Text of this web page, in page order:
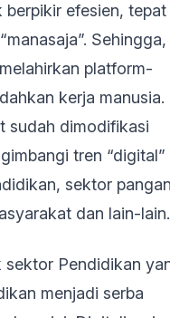
efesien, tepat
Sehingga,
platform-
kerja manusia.
sudah dimodifikasi
tren “digital”
sektor
dan lain-
sektor Pendidikan
menjadi serba